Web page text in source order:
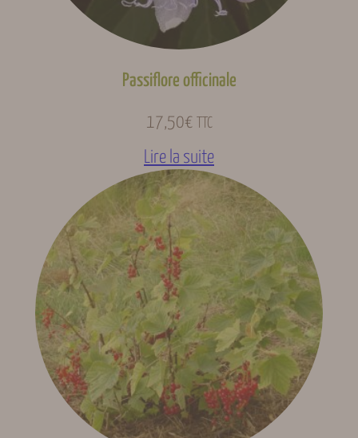
Passiflore officinale
17,50€ TTC
Lire la suite